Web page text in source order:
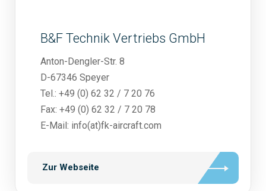
B&F Technik Vertriebs GmbH
Anton-Dengler-Str. 8
D-67346 Speyer
Tel.: +49 (0) 62 32 / 7 20 76
Fax: +49 (0) 62 32 / 7 20 78
E-Mail: info(at)fk-aircraft.com
Zur Webseite